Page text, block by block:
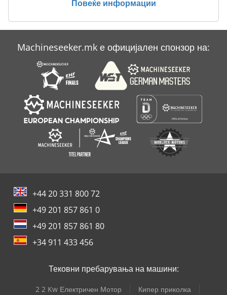
Повеќе информации
Machineseeker.mk е официјален спонзор на:
+44 20 331 800 72
+49 201 857 861 0
+49 201 857 861 80
+34 911 433 456
Тековни пребарувања на машини:
2 2 Kw Електричен Мотор
Кипер приколка